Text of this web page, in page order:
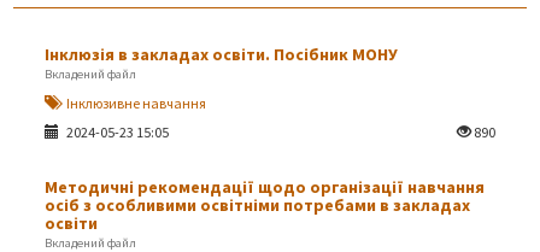
Інклюзія в закладах освіти. Посібник МОНУ
Вкладений файл
Інклюзивне навчання
2024-05-23 15:05
890
Методичні рекомендації щодо організації навчання
осіб з особливими освітніми потребами в закладах
освіти
Вкладений файл